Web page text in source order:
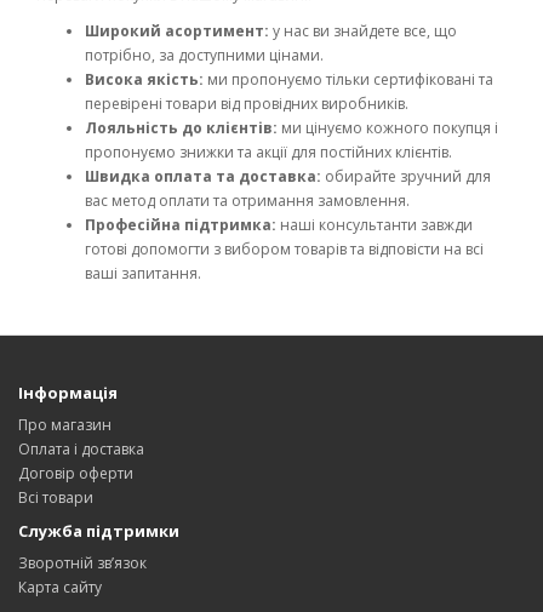
Широкий асортимент: у нас ви знайдете все, що
потрібно, за доступними цінами.
Висока якість: ми пропонуємо тільки сертифіковані та
перевірені товари від провідних виробників.
Лояльність до клієнтів: ми цінуємо кожного покупця і
пропонуємо знижки та акції для постійних клієнтів.
Швидка оплата та доставка: обирайте зручний для
вас метод оплати та отримання замовлення.
Професійна підтримка: наші консультанти завжди
готові допомогти з вибором товарів та відповісти на всі
ваші запитання.
Інформація
Про магазин
Оплата і доставка
Договір оферти
Всі товари
Служба підтримки
Зворотній зв’язок
Карта сайту